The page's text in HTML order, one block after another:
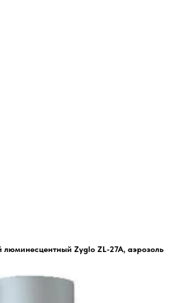
люминесцентный Zyglo ZL-27A, аэрозоль